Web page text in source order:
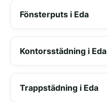
Fönsterputs i Eda
Kontorsstädning i Eda
Trappstädning i Eda